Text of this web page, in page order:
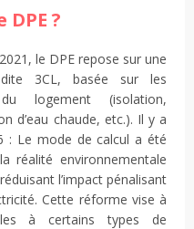
?
le DPE repose sur une
3CL, basée sur les
logement (isolation,
d’eau chaude, etc.). Il y a
: Le mode de calcul a été
réalité environnementale
l’impact pénalisant
Cette réforme vise à
à certains types de